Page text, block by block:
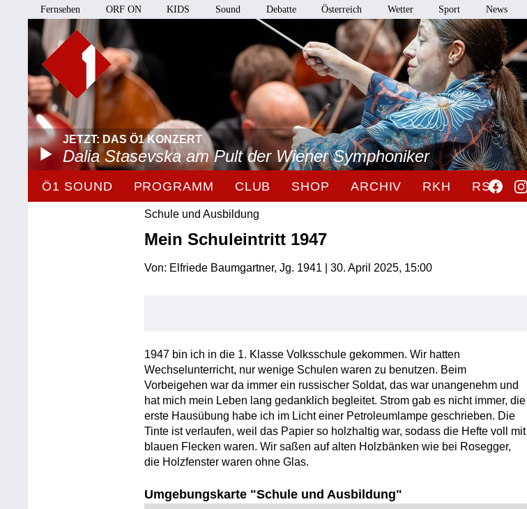
Fernsehen ORF ON KIDS Sound Debatte Österreich Wetter Sport News
JETZT: DAS Ö1 KONZERT
Dalia Stasevska am Pult der Wiener Symphoniker
Ö1 SOUND PROGRAMM CLUB SHOP ARCHIV RKH RSO
Schule und Ausbildung
Mein Schuleintritt 1947
Von: Elfriede Baumgartner, Jg. 1941 | 30. April 2025, 15:00
1947 bin ich in die 1. Klasse Volksschule gekommen. Wir hatten
Wechselunterricht, nur wenige Schulen waren zu benutzen. Beim
Vorbeigehen war da immer ein russischer Soldat, das war unangenehm und
hat mich mein Leben lang gedanklich begleitet. Strom gab es nicht immer, die
erste Hausübung habe ich im Licht einer Petroleumlampe geschrieben. Die
Tinte ist verlaufen, weil das Papier so holzhaltig war, sodass die Hefte voll mit
blauen Flecken waren. Wir saßen auf alten Holzbänken wie bei Rosegger,
die Holzfenster waren ohne Glas.
Umgebungskarte "Schule und Ausbildung"